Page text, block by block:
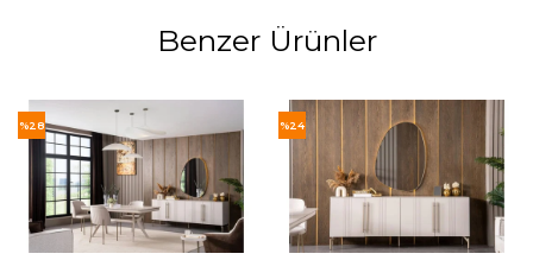
Benzer Ürünler
%28 %24